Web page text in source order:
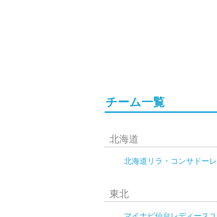
チーム一覧
北海道
北海道リラ・コンサドーレ
東北